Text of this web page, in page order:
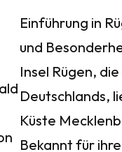
Einführung in
und
Insel Rügen,
Deutschlands,
Küste
Bekannt für